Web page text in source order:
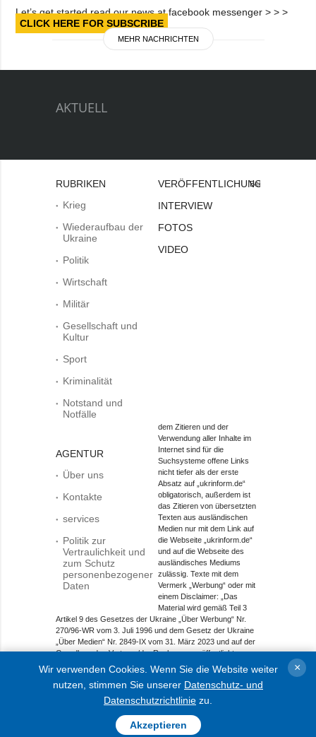
Let’s get started read our news at facebook messenger > > >
CLICK HERE FOR SUBSCRIBE
MEHR NACHRICHTEN
AKTUELL
RUBRIKEN
Krieg
Wiederaufbau der
Ukraine
Politik
Wirtschaft
Militär
Gesellschaft und
Kultur
Sport
Kriminalität
Notstand und
Notfälle
AGENTUR
Über uns
Kontakte
services
Politik zur
Vertraulichkeit und
zum Schutz
personenbezogener
Daten
VERÖFFENTLICHUNGEN
INTERVIEW
FOTOS
VIDEO
Bei
dem Zitieren und der
Verwendung aller Inhalte im
Internet sind für die
Suchsysteme offene Links
nicht tiefer als der erste
Absatz auf „ukrinform.de“
obligatorisch, außerdem ist
das Zitieren von übersetzten
Texten aus ausländischen
Medien nur mit dem Link auf
die Webseite „ukrinform.de“
und auf die Webseite des
ausländisches Mediums
zulässig. Texte mit dem
Vermerk „Werbung“ oder mit
einem Disclaimer: „Das
Material wird gemäß Teil 3
Artikel 9 des Gesetzes der Ukraine „Über Werbung“ Nr.
270/96-WR vom 3. Juli 1996 und dem Gesetz der Ukraine
„Über Medien“ Nr. 2849-IX vom 31. März 2023 und auf der
Grundlage des Vertrags/der Rechnung veröffentlicht.
Objekt im Bereich Onlinemedien; Medien-ID R40-01421.
© 2015-2026 Ukrinform. Alle Rechte sind geschützt.
Wir verwenden Cookies. Wenn Sie die Website weiter
nutzen, stimmen Sie unserer Datenschutz- und
Datenschutzrichtlinie zu.
Akzeptieren
×